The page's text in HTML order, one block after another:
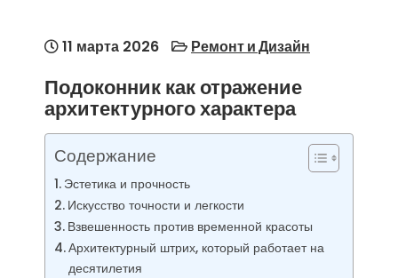
11 марта 2026 Ремонт и Дизайн
Подоконник как отражение
архитектурного характера
Содержание
Эстетика и прочность
Искусство точности и легкости
Взвешенность против временной красоты
Архитектурный штрих, который работает на
десятилетия